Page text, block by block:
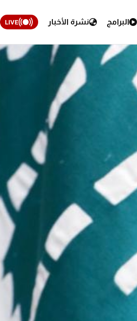
البرامج نشرة الأخبار LIVE